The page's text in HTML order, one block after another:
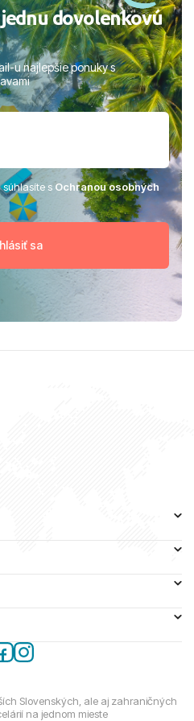
dovolenkovú
u najlepšie ponuky s
súhlasíte sOchranou osobných
Slovenských, ale aj zahraničných
na jednom mieste